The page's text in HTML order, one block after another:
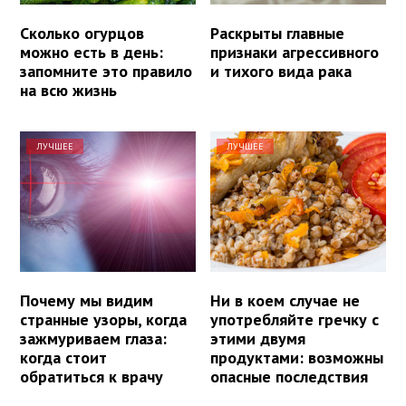
Сколько огурцов
можно есть в день:
запомните это правило
на всю жизнь
Раскрыты главные
признаки агрессивного
и тихого вида рака
ЛУЧШЕЕ
Почему мы видим
странные узоры, когда
зажмуриваем глаза:
когда стоит
обратиться к врачу
ЛУЧШЕЕ
Ни в коем случае не
употребляйте гречку с
этими двумя
продуктами: возможны
опасные последствия